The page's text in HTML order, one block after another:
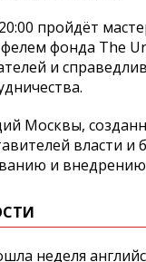
пройдёт
фонда The
и
Москвы,
власти и
и
неделя